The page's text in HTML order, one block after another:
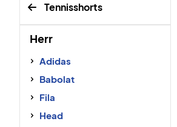
Tennisshorts
Herr
Adidas
Babolat
Fila
Head